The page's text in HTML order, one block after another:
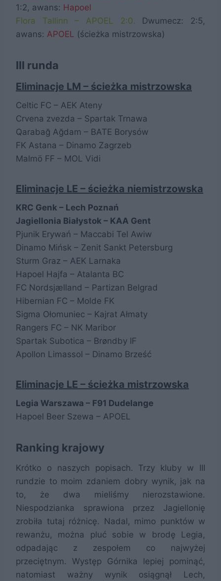
1:2, awans: Hapoel
Flora Tallinn – APOEL 2:0. Dwumecz: 2:5,
awans: APOEL (ścieżka mistrzowska)
III runda
Eliminacje LM – ścieżka mistrzowska
Celtic FC – AEK Ateny
Crvena zvezda – Spartak Trnawa
Qarabağ Ağdam – BATE Borysów
FK Astana – Dinamo Zagrzeb
Malmö FF – MOL Vidi
Eliminacje LE – ścieżka niemistrzowska
KRC Genk – Lech Poznań
Jagiellonia Białystok – KAA Gent
Pjunik Erywań – Maccabi Tel Awiw
Dinamo Mińsk – Zenit Sankt Petersburg
Sturm Graz – AEK Larnaka
Hapoel Hajfa – Atalanta BC
FC Nordsjælland – Partizan Belgrad
Hibernian FC – Molde FK
Sigma Ołomuniec – Kajrat Ałmaty
Rangers FC – NK Maribor
Spartak Subotica – Brøndby IF
Apollon Limassol – Dinamo Brześć
Eliminacje LE – ścieżka mistrzowska
Legia Warszawa – F91 Dudelange
Hapoel Beer Szewa – APOEL
Ranking krajowy
Krótko o naszych popisach. Trzy kluby w III
rundzie to moim zdaniem dobry wynik, jak na
to, że dwa mieliśmy nierozstawione.
Niespodzianka sprawiona przez Jagiellonię
zrobiła tutaj różnicę. Nadal, mimo punktów w
rewanżu, można pluć sobie w brodę Legia,
odpadając z zespołem co najwyżej
przeciętnym. Występ Górnika lepiej pominąć,
natomiast ważny wynik osiągnął Lech,